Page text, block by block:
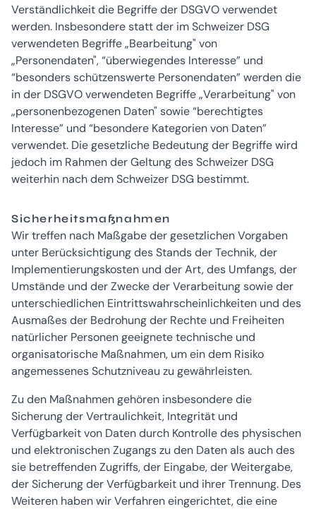
Verständlichkeit die Begriffe der DSGVO verwendet
werden. Insbesondere statt der im Schweizer DSG
verwendeten Begriffe „Bearbeitung" von
„Personendaten", “überwiegendes Interesse” und
“besonders schützenswerte Personendaten” werden die
in der DSGVO verwendeten Begriffe „Verarbeitung" von
„personenbezogenen Daten" sowie “berechtigtes
Interesse” und “besondere Kategorien von Daten”
verwendet. Die gesetzliche Bedeutung der Begriffe wird
jedoch im Rahmen der Geltung des Schweizer DSG
weiterhin nach dem Schweizer DSG bestimmt.
Sicherheitsmaßnahmen
Wir treffen nach Maßgabe der gesetzlichen Vorgaben
unter Berücksichtigung des Stands der Technik, der
Implementierungskosten und der Art, des Umfangs, der
Umstände und der Zwecke der Verarbeitung sowie der
unterschiedlichen Eintrittswahrscheinlichkeiten und des
Ausmaßes der Bedrohung der Rechte und Freiheiten
natürlicher Personen geeignete technische und
organisatorische Maßnahmen, um ein dem Risiko
angemessenes Schutzniveau zu gewährleisten.
Zu den Maßnahmen gehören insbesondere die
Sicherung der Vertraulichkeit, Integrität und
Verfügbarkeit von Daten durch Kontrolle des physischen
und elektronischen Zugangs zu den Daten als auch des
sie betreffenden Zugriffs, der Eingabe, der Weitergabe,
der Sicherung der Verfügbarkeit und ihrer Trennung. Des
Weiteren haben wir Verfahren eingerichtet, die eine